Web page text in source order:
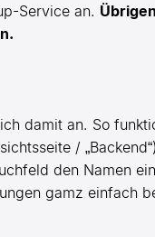
Service an.
damit an. So
/
den Namen
gamz einfach